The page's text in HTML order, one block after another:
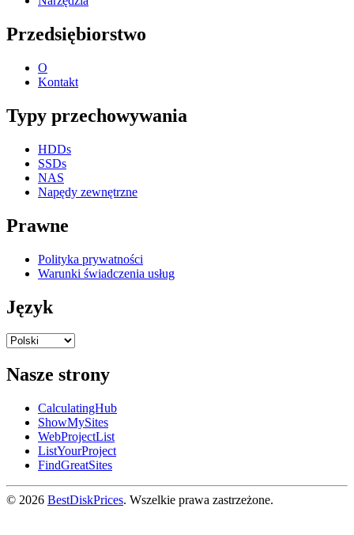
Przedsiębiorstwo
O
Kontakt
Typy przechowywania
HDDs
SSDs
NAS
Napędy zewnętrzne
Prawne
Polityka prywatności
Warunki świadczenia usług
Język
Nasze strony
CalculatingHub
ShowMySites
WebProjectList
ListYourProject
FindGreatSites
© 2026 BestDiskPrices. Wszelkie prawa zastrzeżone.